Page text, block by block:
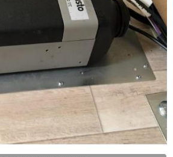
BEST SELLER
Rimorchi
Nautica
Offerte Del mese
Fineserie e Occasioni